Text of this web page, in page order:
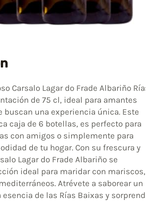
Carsalo Lagar do Frade Albariño
de 75 cl, ideal para amantes
buscan una experiencia única. Este
caja de 6 botellas, es perfecto para
con amigos o simplemente para
de tu hogar. Con su frescura y
Lagar do Frade Albariño se
ideal para maridar con mariscos,
Atrévete a saborear un
de las Rías Baixas y